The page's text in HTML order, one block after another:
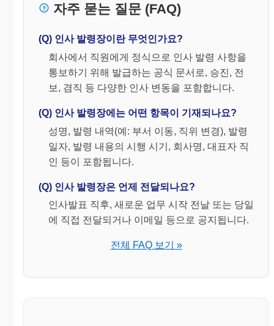
자주 묻는 질문 (FAQ)
(Q) 인사 발령장이란 무엇인가요?
회사에서 직원에게 정식으로 인사 발령 사항을
통보하기 위해 발급하는 공식 문서로, 승진, 전
보, 겸직 등 다양한 인사 변동을 포함합니다.
(Q) 인사 발령장에는 어떤 항목이 기재되나요?
성명, 발령 내역(예: 부서 이동, 직위 변경), 발령
일자, 발령 내용의 시행 시기, 회사명, 대표자 직
인 등이 포함됩니다.
(Q) 인사 발령장은 언제 전달되나요?
인사발표 직후, 새로운 업무 시작 전날 또는 당일
에 직접 전달되거나 이메일 등으로 공지됩니다.
전체 FAQ 보기 »